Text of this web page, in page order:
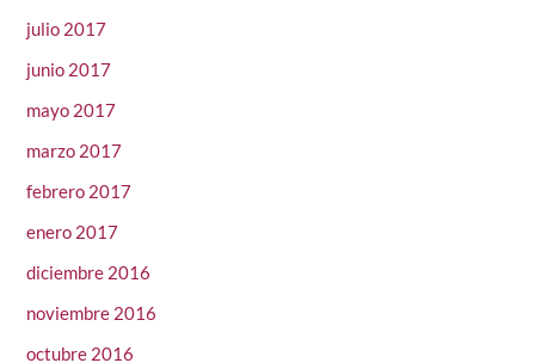
julio 2017
junio 2017
mayo 2017
marzo 2017
febrero 2017
enero 2017
diciembre 2016
noviembre 2016
octubre 2016